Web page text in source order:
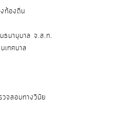
ท้องถิ่น
ธนานุบาล จ.ส.ท.
ทศบาล
วจสอบทางวินัย